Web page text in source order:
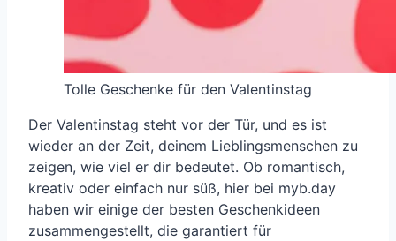
Tolle Geschenke für den Valentinstag
Der Valentinstag steht vor der Tür, und es ist
wieder an der Zeit, deinem Lieblingsmenschen zu
zeigen, wie viel er dir bedeutet. Ob romantisch,
kreativ oder einfach nur süß, hier bei myb.day
haben wir einige der besten Geschenkideen
zusammengestellt, die garantiert für